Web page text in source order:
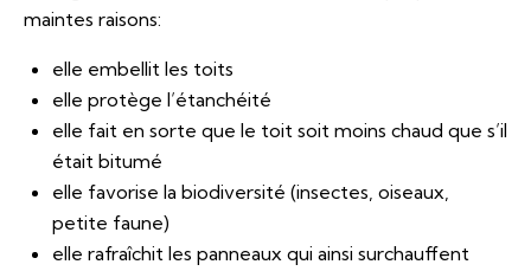
maintes raisons:
elle embellit les toits
elle protège l’étanchéité
elle fait en sorte que le toit soit moins chaud que s’il
était bitumé
elle favorise la biodiversité (insectes, oiseaux,
petite faune)
elle rafraîchit les panneaux qui ainsi surchauffent